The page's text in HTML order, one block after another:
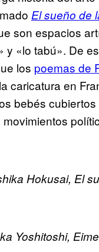
El sueño de
son espacios
y «lo tabú». De
los poemas de
caricatura en
bebés
Hokusai, El
Yoshitoshi,